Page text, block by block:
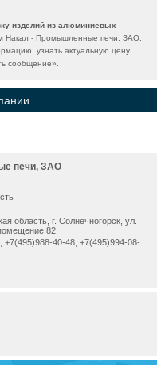
изделий из алюминиевых
Накал - Промышленные печи, ЗАО.
узнать актуальную цену
сообщение».
печи, ЗАО
oблacть, г. Сoлнeчнoгopcк, ул.
82
+7(495)988-40-48, +7(495)994-08-